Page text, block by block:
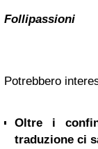
Follipassioni
Potrebbero
Oltre i
traduzione ci